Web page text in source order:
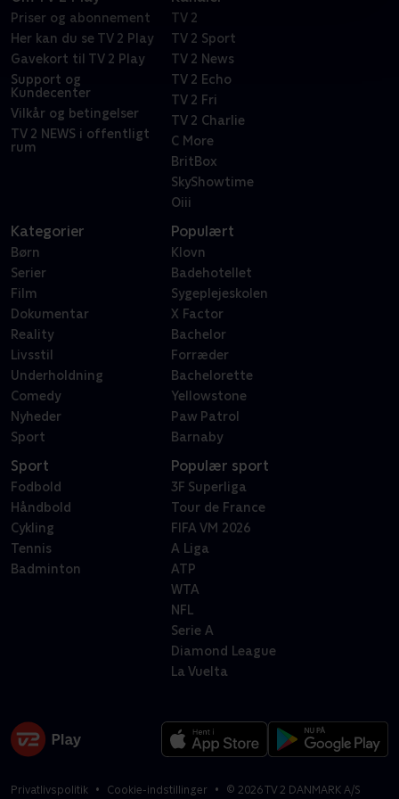
Priser og abonnement
Her kan du se TV 2 Play
Gavekort til TV 2 Play
Support og
Kundecenter
Vilkår og betingelser
TV 2 NEWS i offentligt
rum
TV 2
TV 2 Sport
TV 2 News
TV 2 Echo
TV 2 Fri
TV 2 Charlie
C More
BritBox
SkyShowtime
Oiii
Kategorier
Børn
Serier
Film
Dokumentar
Reality
Livsstil
Underholdning
Comedy
Nyheder
Sport
Populært
Klovn
Badehotellet
Sygeplejeskolen
X Factor
Bachelor
Forræder
Bachelorette
Yellowstone
Paw Patrol
Barnaby
Sport
Fodbold
Håndbold
Cykling
Tennis
Badminton
Populær sport
3F Superliga
Tour de France
FIFA VM 2026
A Liga
ATP
WTA
NFL
Serie A
Diamond League
La Vuelta
Privatlivspolitik Cookie-indstillinger © 2026TV 2 DANMARK A/S